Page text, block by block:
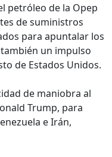
petróleo de la Opep
de suministros
para apuntalar los
un impulso
de Estados Unidos.
de maniobra al
Trump, para
e Irán,